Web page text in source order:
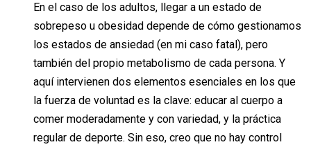
En el caso de los adultos, llegar a un estado de
sobrepeso u obesidad depende de cómo gestionamos
los estados de ansiedad (en mi caso fatal), pero
también del propio metabolismo de cada persona. Y
aquí intervienen dos elementos esenciales en los que
la fuerza de voluntad es la clave: educar al cuerpo a
comer moderadamente y con variedad, y la práctica
regular de deporte. Sin eso, creo que no hay control